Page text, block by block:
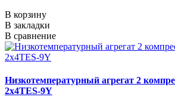
В корзину
В закладки
В сравнение
Низкотемпературный агрегат 2
2х4TES-9Y